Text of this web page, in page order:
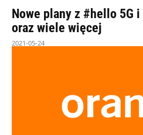
Nowe plany z #hello 5G
oraz wiele więcej
2021-05-24